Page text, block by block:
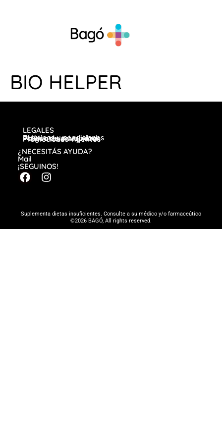
BIO HELPER
LEGALES
Términos y condiciones
Política de privacidad
Preguntas frecuentes
Promociones vigentes
¿NECESITÁS AYUDA?
Mail
¡SEGUINOS!
Suplementa dietas insuficientes. Consulte a su médico y/o farmaceútico
©2026 BAGÓ, All rights reserved.